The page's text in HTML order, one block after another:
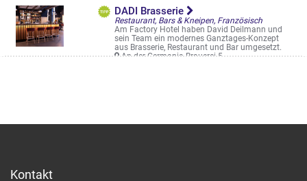
DADI Brasserie
Restaurant, Bars & Kneipen, Französisch
Am Factory Hotel haben David Deilmann und
sein Team ein modernes Ganztages-Konzept
aus Brasserie, Restaurant und Bar umgesetzt.
An der Germania Brauerei 5
Kontakt